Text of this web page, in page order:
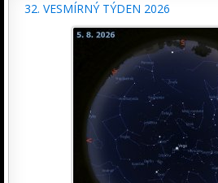
32. VESMÍRNÝ TÝDEN 2026